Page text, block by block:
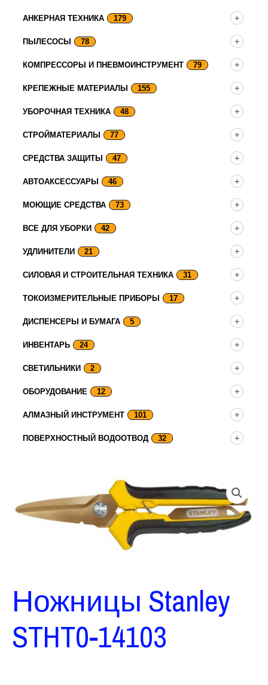
АНКЕРНАЯ ТЕХНИКА 179
ПЫЛЕСОСЫ 78
КОМПРЕССОРЫ И ПНЕВМОИНСТРУМЕНТ 79
КРЕПЕЖНЫЕ МАТЕРИАЛЫ 155
УБОРОЧНАЯ ТЕХНИКА 48
СТРОЙМАТЕРИАЛЫ 77
СРЕДСТВА ЗАЩИТЫ 47
АВТОАКСЕССУАРЫ 46
МОЮЩИЕ СРЕДСТВА 73
ВСЕ ДЛЯ УБОРКИ 42
УДЛИНИТЕЛИ 21
СИЛОВАЯ И СТРОИТЕЛЬНАЯ ТЕХНИКА 31
ТОКОИЗМЕРИТЕЛЬНЫЕ ПРИБОРЫ 17
ДИСПЕНСЕРЫ И БУМАГА 5
ИНВЕНТАРЬ 24
СВЕТИЛЬНИКИ 2
ОБОРУДОВАНИЕ 12
АЛМАЗНЫЙ ИНСТРУМЕНТ 101
ПОВЕРХНОСТНЫЙ ВОДООТВОД 32
Ножницы Stanley
STHT0-14103